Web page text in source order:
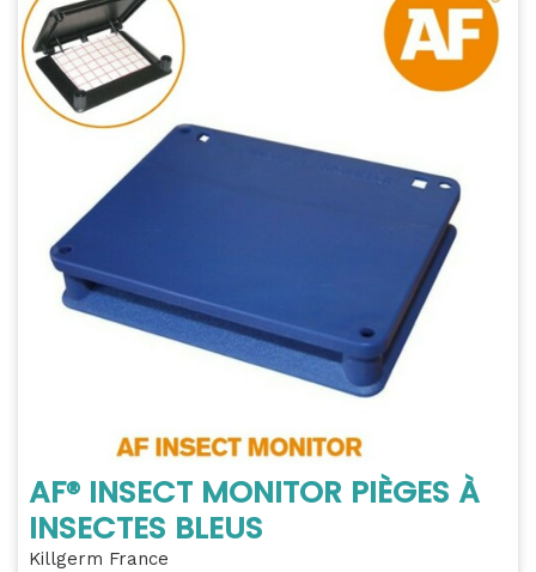
AF® INSECT MONITOR PIÈGES À
INSECTES BLEUS
Killgerm France